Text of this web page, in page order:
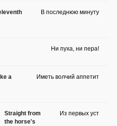
В последнюю минуту
Ни пуха, ни пера!
a
Иметь волчий аппетит
Straight from
the horse's
Из первых уст